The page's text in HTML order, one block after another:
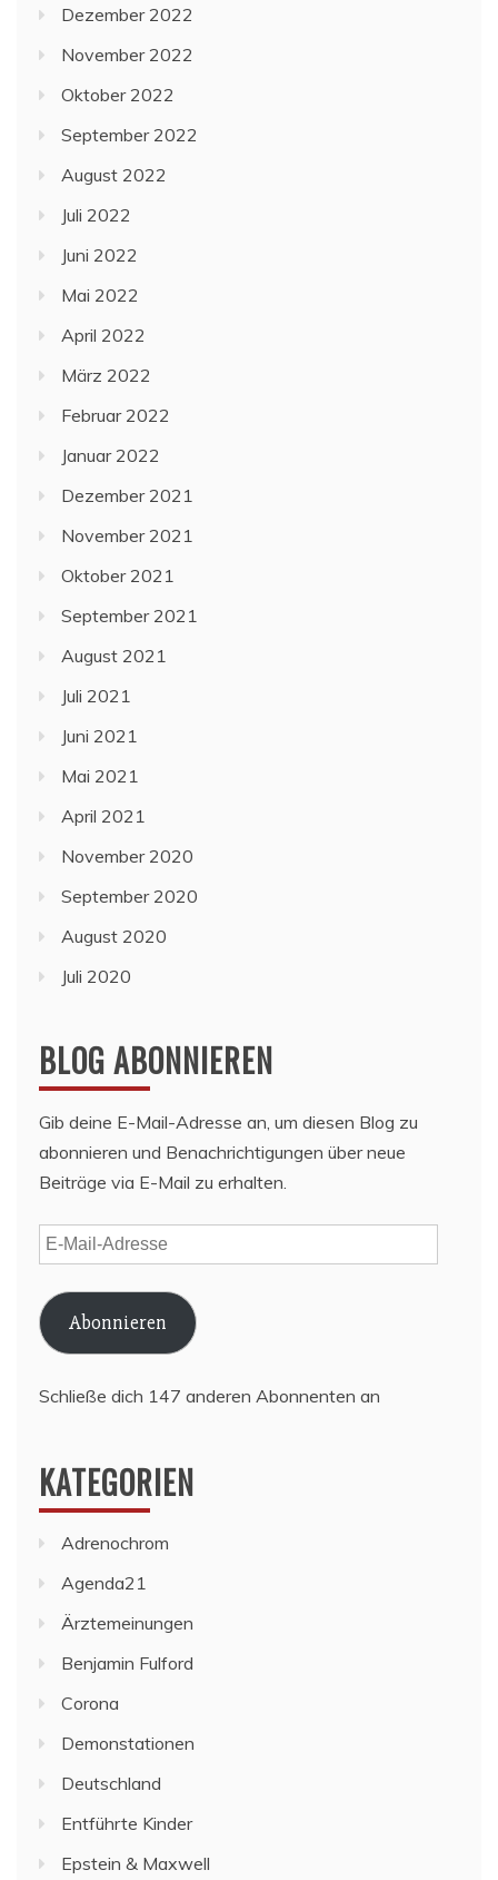
Dezember 2022
November 2022
Oktober 2022
September 2022
August 2022
Juli 2022
Juni 2022
Mai 2022
April 2022
März 2022
Februar 2022
Januar 2022
Dezember 2021
November 2021
Oktober 2021
September 2021
August 2021
Juli 2021
Juni 2021
Mai 2021
April 2021
November 2020
September 2020
August 2020
Juli 2020
BLOG ABONNIEREN
Gib deine E-Mail-Adresse an, um diesen Blog zu
abonnieren und Benachrichtigungen über neue
Beiträge via E-Mail zu erhalten.
E-
Mail-
Adresse
Abonnieren
Schließe dich 147 anderen Abonnenten an
KATEGORIEN
Adrenochrom
Agenda21
Ärztemeinungen
Benjamin Fulford
Corona
Demonstationen
Deutschland
Entführte Kinder
Epstein & Maxwell